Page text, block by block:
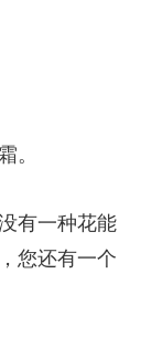
。
有一种花能
您还有一个